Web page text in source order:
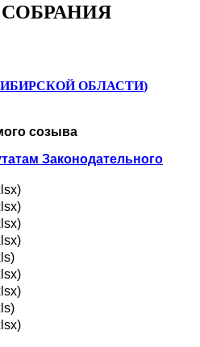
ОБЛАСТИ)
созыва
Законодательного